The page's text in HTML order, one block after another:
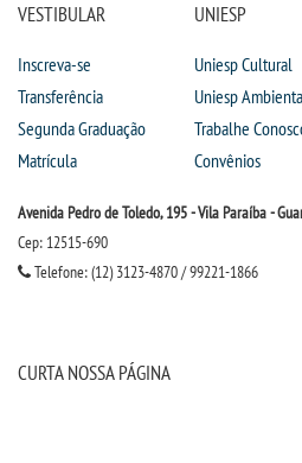
FIES
CURSOS
LICENCIATURAS
VESTIBULAR
Inscreva-se
Transferência
Segunda Graduação
Matrícula
UNIESP
Uniesp Cultural
Uniesp
Trabalhe
Convênios
Avenida Pedro de Toledo, 195 - Vila Paraíba -
Cep: 12515-690
Telefone: (12) 3123-4870 / 99221-1866
CURTA NOSSA PÁGINA